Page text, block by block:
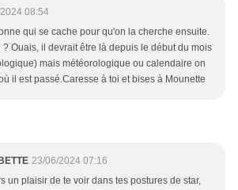
08:54
qui se cache pour qu'on la cherche ensuite.
? Ouais, il devrait être là depuis le début du mois
mais météorologique ou calendaire on
il est passé.Caresse à toi et bises à Mounette
23/06/2024 07:16
un plaisir de te voir dans tes postures de star,